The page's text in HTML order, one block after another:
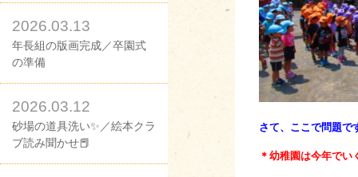
2026.03.13
年長組の版画完成／卒園式
の準備
2026.03.12
砂場の道具洗い✨／絵本クラ
ブ読み聞かせ📕
さて、ここで問題で
＊幼稚園は今年で